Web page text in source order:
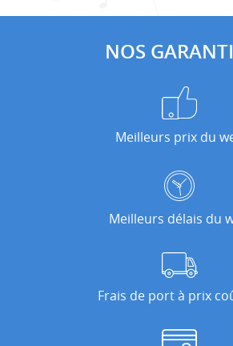
NOS
Meilleurs prix du
Meilleurs délais du
Frais de port à prix